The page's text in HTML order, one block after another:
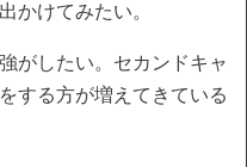
かけてみたい。
がしたい。セカンドキャ
する方が増えてきている